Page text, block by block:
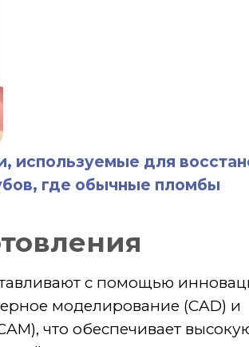
с помощью инновационных
(CAD) и
обеспечивает высокую точность
керамикой
керамики несложно:
полости рта, включая
нити.
чистку у
восстановления улыбки,
эстетический результат, но
которое будет радовать их